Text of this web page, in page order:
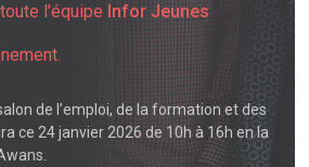
l'équipe Infor Jeunes
de l’emploi, de la formation et des
ce 24 janvier 2026 de 10h à 16h en la